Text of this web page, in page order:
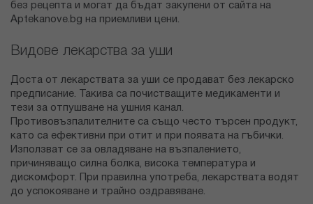
без рецепта и могат да бъдат закупени от сайта на
Aptekanove.bg на приемливи цени.
Видове лекарства за уши
Доста от лекарствата за уши се продават без лекарско
предписание. Такива са почистващите медикаменти и
тези за отпушване на ушния канал.
Противовъзпалителните са също често търсен продукт,
като са ефективни при отит и при появата на гъбички.
Използват се за овладяване на възпалението,
причиняващо силна болка, висока температура и
дискомфорт. При правилна употреба, лекарствата водят
до успокояване и трайно оздравяване.